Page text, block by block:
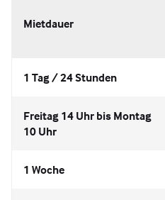
Mietdauer
1 Tag / 24 Stunden
Freitag 14 Uhr bis Montag
10 Uhr
1 Woche